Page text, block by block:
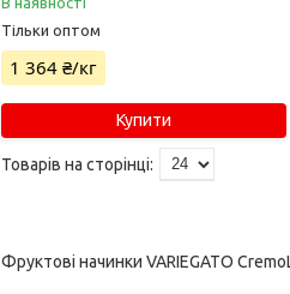
Тільки оптом
1 364 ₴/кг
Купити
Фруктові начинки VARIEGATO